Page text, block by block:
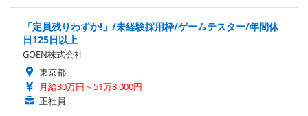
「定員残りわずか!」/未経験採用枠/ゲームテスター/年間休
日125日以上
GOEN株式会社
東京都
月給30万円～51万8,000円
正社員